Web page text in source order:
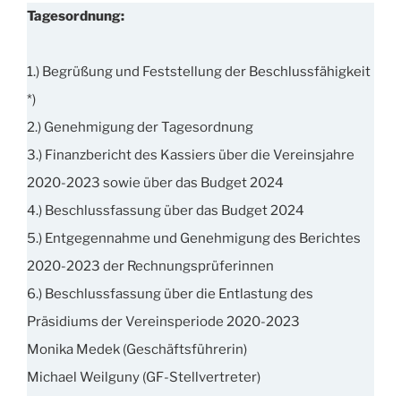
Tagesordnung:
1.) Begrüßung und Feststellung der Beschlussfähigkeit
*)
2.) Genehmigung der Tagesordnung
3.) Finanzbericht des Kassiers über die Vereinsjahre
2020-2023 sowie über das Budget 2024
4.) Beschlussfassung über das Budget 2024
5.) Entgegennahme und Genehmigung des Berichtes
2020-2023 der Rechnungsprüferinnen
6.) Beschlussfassung über die Entlastung des
Präsidiums der Vereinsperiode 2020-2023
Monika Medek (Geschäftsführerin)
Michael Weilguny (GF-Stellvertreter)